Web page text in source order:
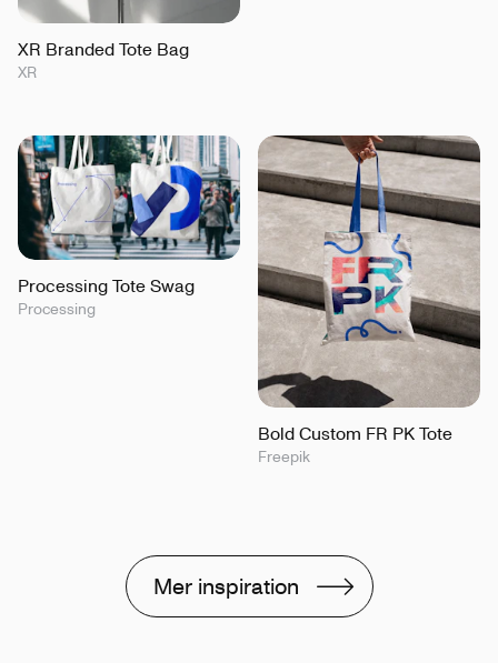
XR Branded Tote Bag
XR
Processing Tote Swag
Processing
Bold Custom FR PK Tote
Freepik
Mer inspiration